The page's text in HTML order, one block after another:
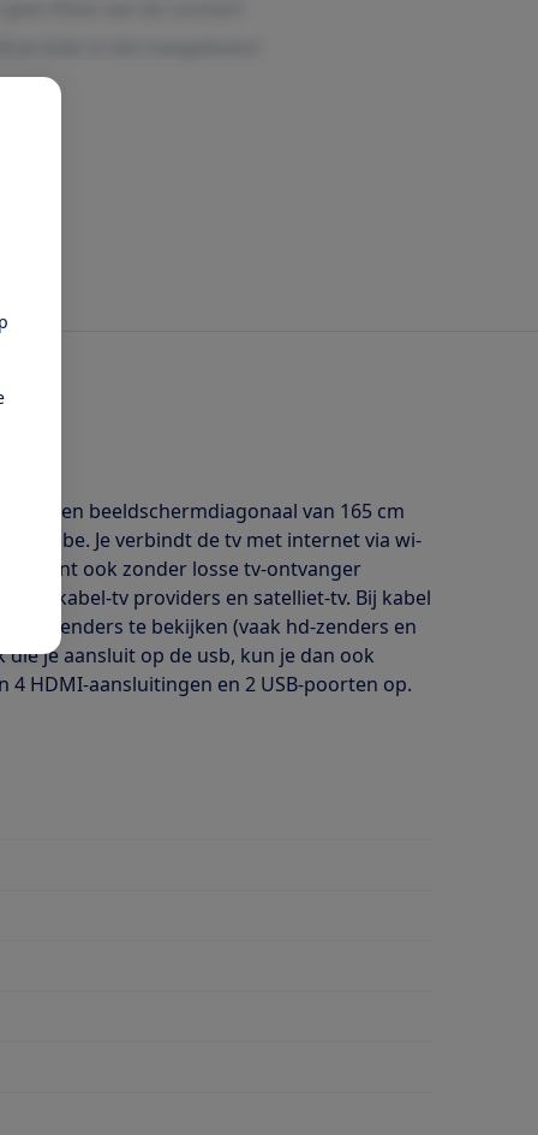
met een beeldschermdiagonaal van 165 cm
Je verbindt de tv met internet via wi-
Je kunt ook zonder losse tv-ontvanger
kabel-tv providers en satelliet-tv. Bij kabel
zenders te bekijken (vaak hd-zenders en
je aansluit op de usb, kun je dan ook
HDMI-aansluitingen en 2 USB-poorten op.